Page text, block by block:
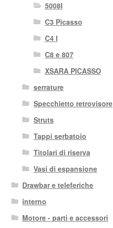
5008I
C3 Picasso
C4 I
C8 e 807
XSARA PICASSO
serrature
Specchietto retrovisore
Struts
Tappi serbatoio
Titolari di riserva
Vasi di espansione
Drawbar e teleferiche
interno
Motore - parti e accessori